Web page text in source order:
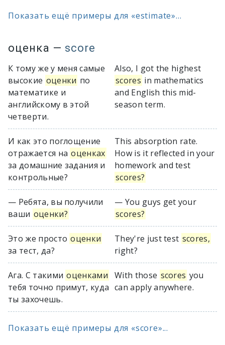
Показать ещё примеры для «estimate»...
оценка — score
К тому же у меня самые
высокие оценки по
математике и
английскому в этой
четверти.
Also, I got the highest
scores in mathematics
and English this mid-
season term.
И как это поглощение
отражается на оценках
за домашние задания и
контрольные?
This absorption rate.
How is it reflected in your
homework and test
scores?
— Ребята, вы получили
ваши оценки?
— You guys get your
scores?
Это же просто оценки
за тест, да?
They're just test scores,
right?
Ага. С такими оценками
тебя точно примут, куда
ты захочешь.
With those scores you
can apply anywhere.
Показать ещё примеры для «score»...